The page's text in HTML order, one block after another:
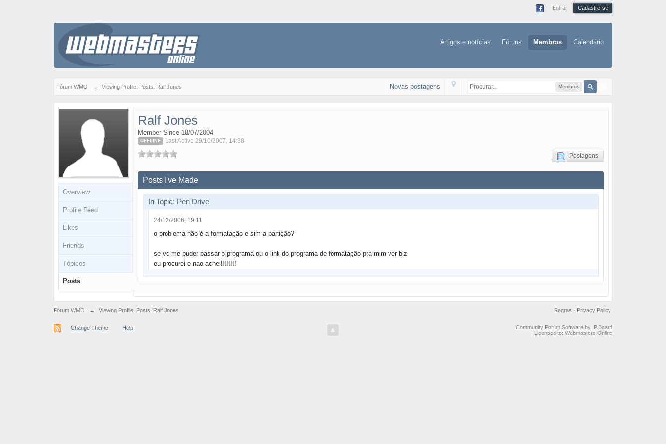
Entrar Cadastre-se
Artigos e notícias Fóruns Membros Calendário
Fórum WMO → Viewing Profile: Posts: Ralf Jones Membros
Novas postagens
Overview
Profile Feed
Likes
Friends
Tópicos
Posts
Ralf Jones
Member Since 18/07/2004
OFFLINE Last Active 29/10/2007, 14:38
Postagens
Posts I've Made
In Topic: Pen Drive
24/12/2006, 19:11
o problema não é a formatação e sim a partição?
se vc me puder passar o programa ou o link do programa de formatação pra mim ver blz
eu procurei e nao achei!!!!!!!!
Fórum WMO → Viewing Profile: Posts: Ralf Jones Privacy Policy
Regras ·
Change Theme Help
Community Forum Software by IP.Board
Licensed to: Webmasters Online